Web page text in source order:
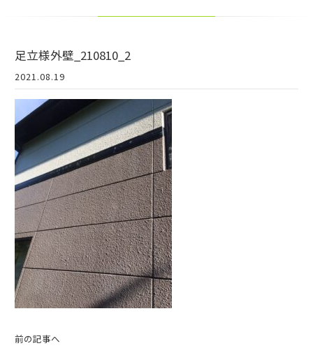
足立様外壁_210810_2
2021.08.19
前の記事へ